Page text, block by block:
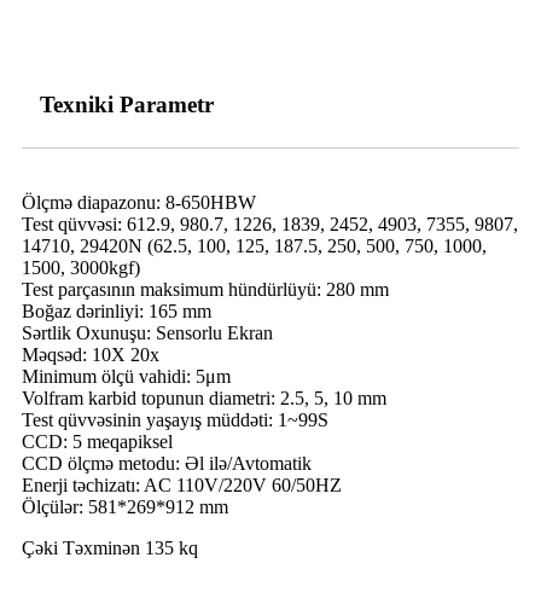
Texniki Parametr
Ölçmə diapazonu: 8-650HBW
Test qüvvəsi: 612.9, 980.7, 1226, 1839, 2452, 4903, 7355, 9807,
14710, 29420N (62.5, 100, 125, 187.5, 250, 500, 750, 1000,
1500, 3000kgf)
Test parçasının maksimum hündürlüyü: 280 mm
Boğaz dərinliyi: 165 mm
Sərtlik Oxunuşu: Sensorlu Ekran
Məqsəd: 10X 20x
Minimum ölçü vahidi: 5μm
Volfram karbid topunun diametri: 2.5, 5, 10 mm
Test qüvvəsinin yaşayış müddəti: 1~99S
CCD: 5 meqapiksel
CCD ölçmə metodu: Əl ilə/Avtomatik
Enerji təchizatı: AC 110V/220V 60/50HZ
Ölçülər: 581*269*912 mm
Çəki Təxminən 135 kq